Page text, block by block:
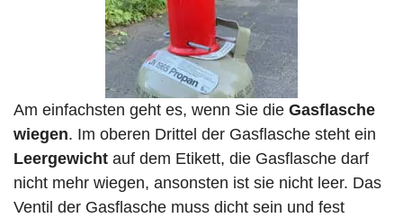
Am einfachsten geht es, wenn Sie die Gasflasche
wiegen. Im oberen Drittel der Gasflasche steht ein
Leergewicht auf dem Etikett, die Gasflasche darf
nicht mehr wiegen, ansonsten ist sie nicht leer. Das
Ventil der Gasflasche muss dicht sein und fest